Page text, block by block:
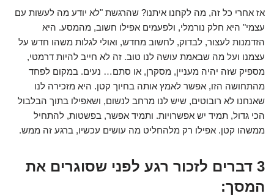
אז אחרי כל זה, מה לקחנו איתנו? שהרגשת "לא יודע מה לעשות עם
עצמי" היא חלק נורמלי, ולפעמים אפילו חשוב, מהמסע. היא
הזדמנות לעצור, לבדוק, לחשוב מחדש, ואולי לגלות משהו חדש על
עצמנו ועל מה שבאמת עושה לנו טוב. זה לא חייב להיות דרמטי,
מספיק שזה יהיה מעניין, מסקרן, או סתם… נעים. במקום לפחד
מהתחושה הזו, אפשר לאמץ אותה בחיוך קטן. היא מזכירה לנו
שאנחנו לא רובוטים, שיש לנו מרחב לנשום, ושאפילו בתוך הבלבול
הכי גדול, תמיד יש אפשרויות. ותמיד אפשר, בפשטות, להתחיל
ממשהו קטן. אפילו רק מלהחליט מה עושים עכשיו, ברגע זה ממש.
3 דברים לזכור רגע לפני שסוגרים את
המסך: